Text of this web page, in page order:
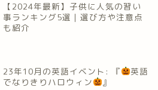
【2024年最新】子供に人気の習い
事ランキング5選｜選び方や注意点
も紹介
23年10月の英語イベント: 『
英語
でなりきりハロウィン
』